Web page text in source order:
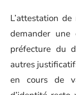
L’attestation
demander une
préfecture du
autres
en cours de